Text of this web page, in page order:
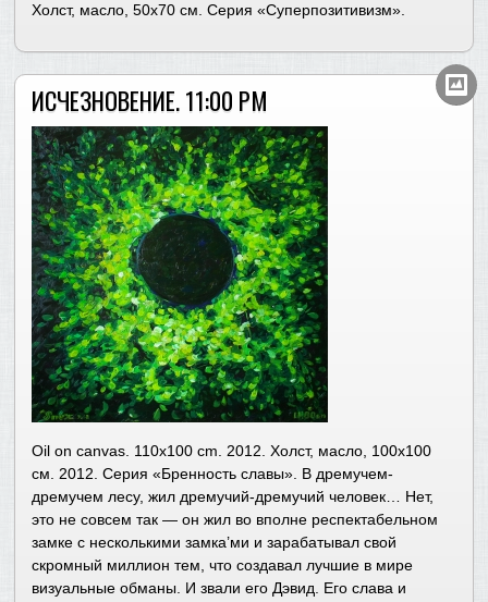
Холст, масло, 50х70 см. Серия «Суперпозитивизм».
ИСЧЕЗНОВЕНИЕ. 11:00 PM
Oil on canvas. 110х100 cm. 2012. Холст, масло, 100х100
см. 2012. Серия «Бренность славы». В дремучем-
дремучем лесу, жил дремучий-дремучий человек… Нет,
это не совсем так — он жил во вполне респектабельном
замке с несколькими замка’ми и зарабатывал свой
скромный миллион тем, что создавал лучшие в мире
визуальные обманы. И звали его Дэвид. Его слава и